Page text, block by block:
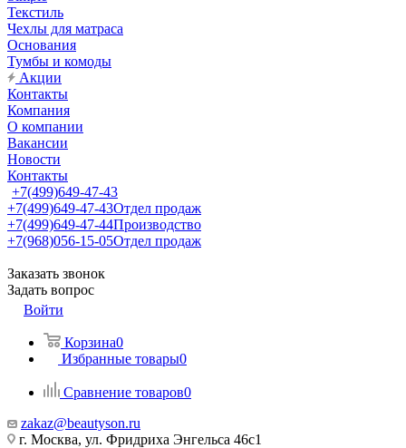
Текстиль
Чехлы для матраса
Основания
Тумбы и комоды
Акции
Контакты
Компания
О компании
Вакансии
Новости
Контакты
+7(499)649-47-43
+7(499)649-47-43Отдел продаж
+7(499)649-47-44Производство
+7(968)056-15-05Отдел продаж
Заказать звонок
Задать вопрос
Войти
Корзина0
Избранные товары0
Сравнение товаров0
zakaz@beautyson.ru
г. Москва, ул. Фридриха Энгельса 46с1